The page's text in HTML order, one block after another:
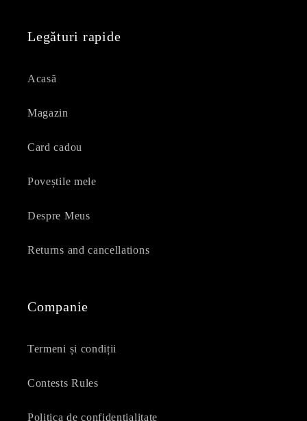
Legături rapide
Acasă
Magazin
Card cadou
Poveștile mele
Despre Meus
Returns and cancellations
Companie
Termeni și condiții
Contests Rules
Politica de confidențialitate